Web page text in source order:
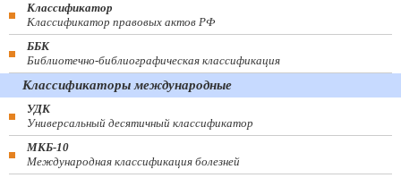
Классификатор
Классификатор правовых актов РФ
ББК
Библиотечно-библиографическая классификация
Классификаторы международные
УДК
Универсальный десятичный классификатор
МКБ-10
Международная классификация болезней